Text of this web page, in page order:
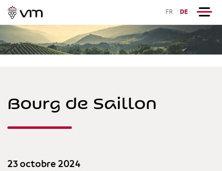
FR DE
Bourg de Saillon
23 octobre 2024